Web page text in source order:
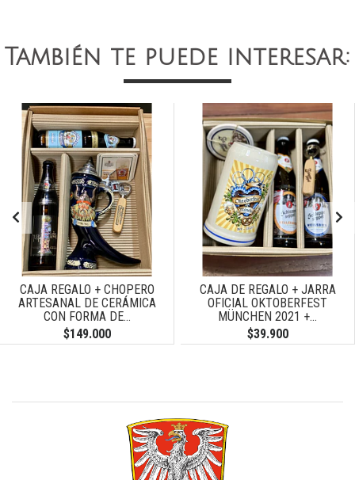
También te puede interesar:
CAJA REGALO + CHOPERO
ARTESANAL DE CERÁMICA
CON FORMA DE...
$149.000
CAJA DE REGALO + JARRA
OFICIAL OKTOBERFEST
MÜNCHEN 2021 +...
$39.900